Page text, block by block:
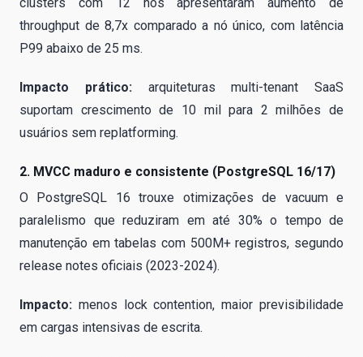
throughput de 8,7x comparado a nó único, com latência
P99 abaixo de 25 ms.
Impacto prático:arquiteturas multi-tenant SaaS
suportam crescimento de 10 mil para 2 milhões de
usuários sem replatforming.
2. MVCC maduro e consistente (PostgreSQL 16/17)
O PostgreSQL 16 trouxe otimizações de vacuum e
paralelismo que reduziram em até 30% o tempo de
manutenção em tabelas com 500M+ registros, segundo
release notes oficiais (2023-2024).
Impacto: menos lock contention, maior previsibilidade
em cargas intensivas de escrita.